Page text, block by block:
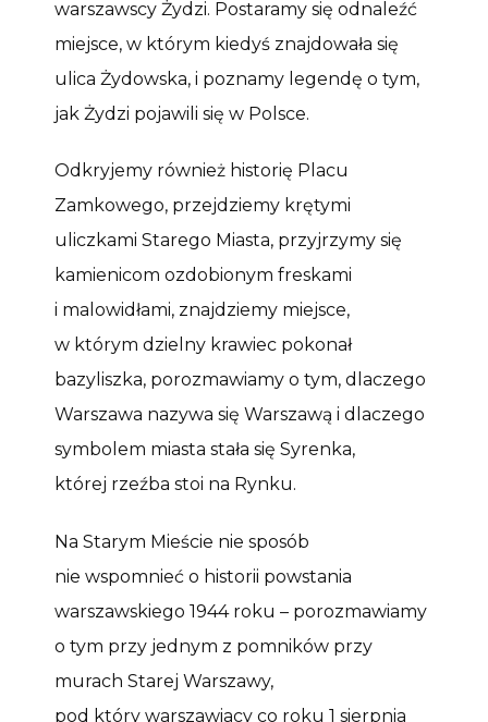
warszawscy Żydzi. Postaramy się odnaleźć
miejsce, w którym kiedyś znajdowała się
ulica Żydowska, i poznamy legendę o tym,
jak Żydzi pojawili się w Polsce.
Odkryjemy również historię Placu
Zamkowego, przejdziemy krętymi
uliczkami Starego Miasta, przyjrzymy się
kamienicom ozdobionym freskami
i malowidłami, znajdziemy miejsce,
w którym dzielny krawiec pokonał
bazyliszka, porozmawiamy o tym, dlaczego
Warszawa nazywa się Warszawą i dlaczego
symbolem miasta stała się Syrenka,
której rzeźba stoi na Rynku.
Na Starym Mieście nie sposób
nie wspomnieć o historii powstania
warszawskiego 1944 roku – porozmawiamy
o tym przy jednym z pomników przy
murach Starej Warszawy,
pod który warszawiacy co roku 1 sierpnia